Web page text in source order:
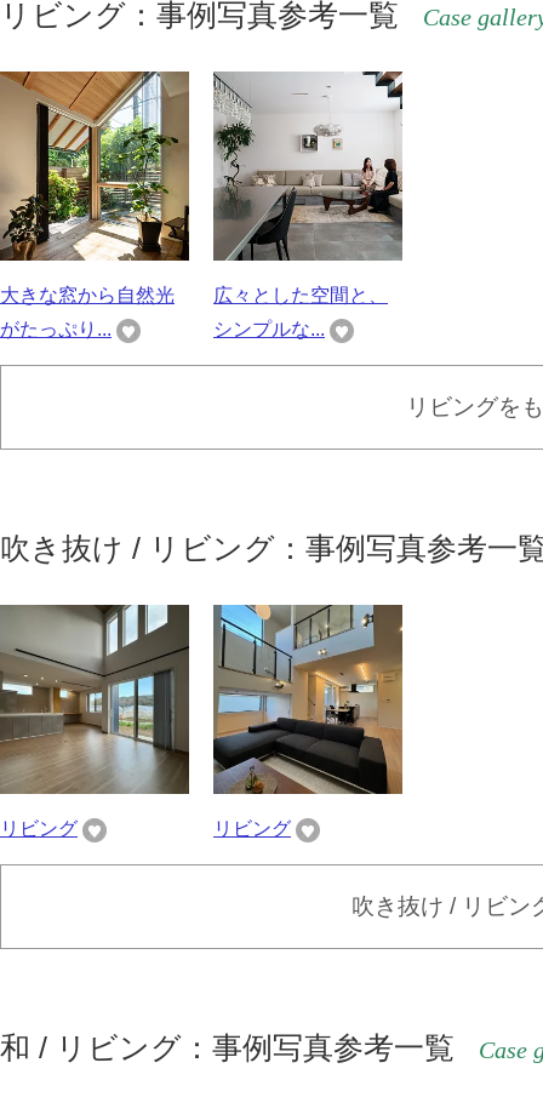
リビング：事例写真参考一覧 Case
大きな窓から自然光
がたっぷり...
広々とした空間と、
シンプルな...
リビングを
吹き抜け / リビング：事例写真参考一
リビング リビング
吹き抜け / リビン
和 / リビング：事例写真参考一覧 Case